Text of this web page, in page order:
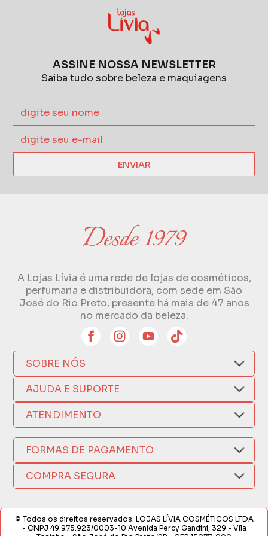
ASSINE NOSSA NEWSLETTER
Saiba tudo sobre beleza e maquiagens
ENVIAR
A Lojas Lívia é uma rede de lojas de cosméticos,
perfumaria e distribuidora, com sede em São
José do Rio Preto, presente há mais de 47 anos
no mercado da beleza.
SOBRE NÓS
Quem Somos
Compra Segura
Como Comprar
Nossas Lojas
Política de Privacidade
AJUDA E SUPORTE
Nosso Aplicativo
Trocas e Devoluções
Formas de Pagamento
Fretes e Entregas
Fabricantes
Termos de Compra e Venda
ATENDIMENTO
(17) 3209-9595
sacweb@lojaslivia.com.br
FORMAS DE PAGAMENTO
COMPRA SEGURA
© Todos os direitos reservados. LOJAS LÍVIA COSMÉTICOS LTDA
- CNPJ 49.975.923/0003-10 Avenida Percy Gandini, 329 - Vila